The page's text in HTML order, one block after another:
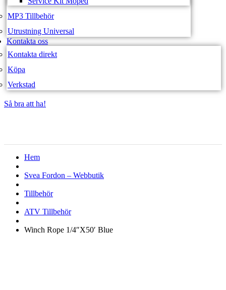
MP3 Tillbehör
Utrustning Universal
Kontakta oss
Kontakta direkt
Köpa
Verkstad
Så bra att ha!
Hem
Svea Fordon – Webbutik
Tillbehör
ATV Tillbehör
Winch Rope 1/4″X50′ Blue